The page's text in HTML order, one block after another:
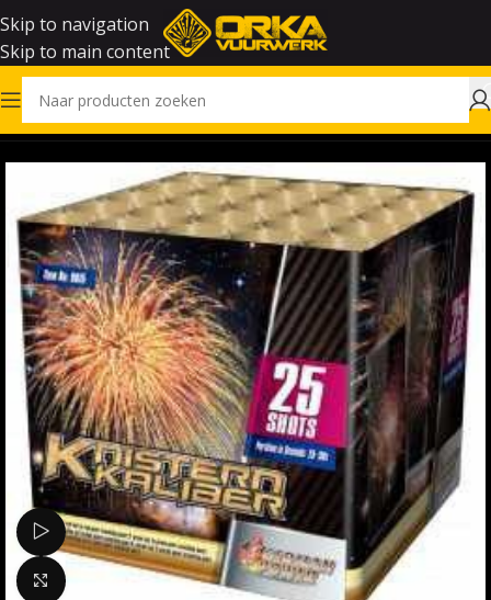
Skip to navigation
Skip to main content
Home Vuurwerk
Bekijk video
Klik om te vergroten